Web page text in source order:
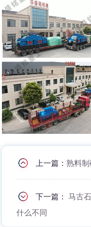
上一篇：熟料
下一篇：马古
什么不同